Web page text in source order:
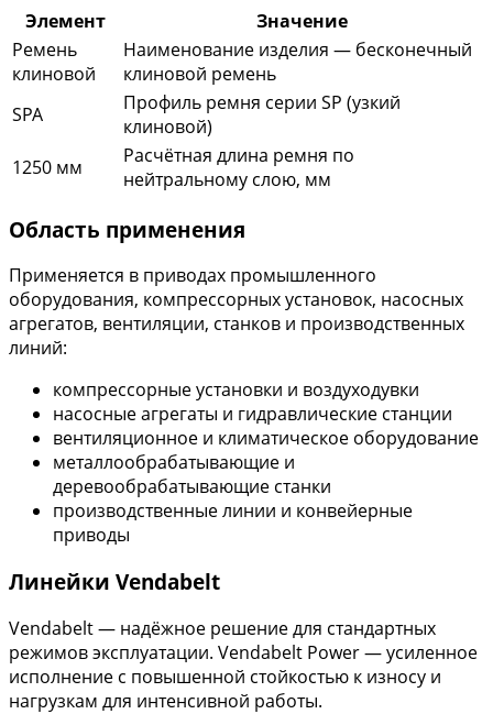
Элемент
Значение
Ремень
клиновой
Наименование изделия — бесконечный
клиновой ремень
SPA
Профиль ремня серии SP (узкий
клиновой)
1250 мм
Расчётная длина ремня по
нейтральному слою, мм
Область применения
Применяется в приводах промышленного
оборудования, компрессорных установок, насосных
агрегатов, вентиляции, станков и производственных
линий:
компрессорные установки и воздуходувки
насосные агрегаты и гидравлические станции
вентиляционное и климатическое оборудование
металлообрабатывающие и
деревообрабатывающие станки
производственные линии и конвейерные
приводы
Линейки Vendabelt
Vendabelt — надёжное решение для стандартных
режимов эксплуатации. Vendabelt Power — усиленное
исполнение с повышенной стойкостью к износу и
нагрузкам для интенсивной работы.